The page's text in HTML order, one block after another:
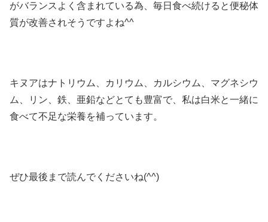
がバランスよく含まれている為、毎日食べ続けると便秘体
質が改善されそうですよね^^
キヌアはナトリウム、カリウム、カルシウム、マグネシウ
ム、リン、鉄、亜鉛などとても豊富で、私は白米と一緒に
食べて不足な栄養を補っています。
ぜひ最後まで読んでくださいね(^^)